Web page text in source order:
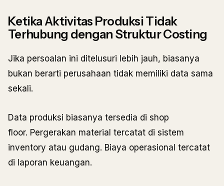
Ketika Aktivitas Produksi Tidak
Terhubung dengan Struktur Costing
Jika persoalan ini ditelusuri lebih jauh, biasanya
bukan berarti perusahaan tidak memiliki data sama
sekali.
Data produksi biasanya tersedia di shop
floor. Pergerakan material tercatat di sistem
inventory atau gudang. Biaya operasional tercatat
di laporan keuangan.